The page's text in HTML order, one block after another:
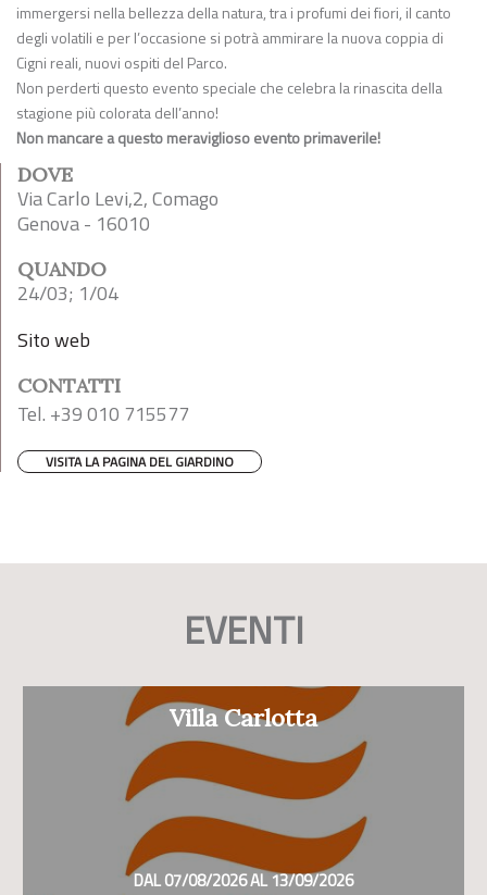
immergersi nella bellezza della natura, tra i profumi dei fiori, il canto
degli volatili e per l’occasione si potrà ammirare la nuova coppia di
Cigni reali, nuovi ospiti del Parco.
Non perderti questo evento speciale che celebra la rinascita della
stagione più colorata dell’anno!
Non mancare a questo meraviglioso evento primaverile!
DOVE
Via Carlo Levi,2, Comago
Genova - 16010
QUANDO
24/03; 1/04
Sito web
CONTATTI
Tel. +39 010 715577
VISITA LA PAGINA DEL GIARDINO
EVENTI
Villa Carlotta
DAL 07/08/2026 AL 13/09/2026